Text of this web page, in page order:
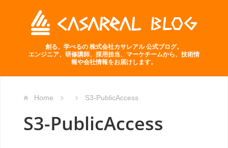
創る、学べるの 株式会社カサレアル 公式ブログ。
エンジニア、研修講師、採用担当、マーケチームから、技術情
報や会社情報をお届けします。
Home S3-PublicAccess
S3-PublicAccess